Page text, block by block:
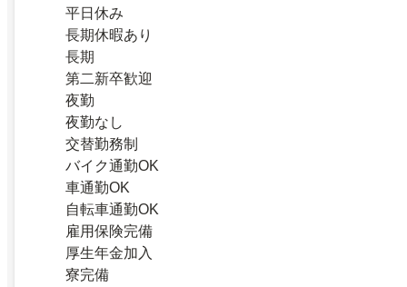
平日休み
長期休暇あり
長期
第二新卒歓迎
夜勤
夜勤なし
交替勤務制
バイク通勤OK
車通勤OK
自転車通勤OK
雇用保険完備
厚生年金加入
寮完備